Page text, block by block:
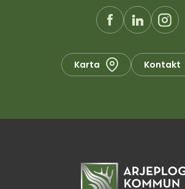
Karta Kontakt